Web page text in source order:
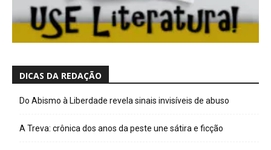
DICAS DA REDAÇÃO
Do Abismo à Liberdade revela sinais invisíveis de abuso
A Treva: crônica dos anos da peste une sátira e ficção